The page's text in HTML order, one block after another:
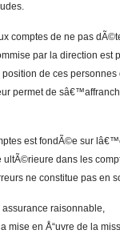
comptes de ne pas
par la direction
de ces
permet de
est fondÃ©e sur
ultÃ©rieure dans les
ne constitue pas en
raisonnable,
en Å“uvre de la